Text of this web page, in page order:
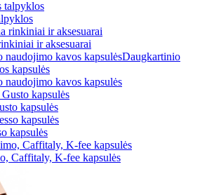
ir aksesuarai
Daugkartinio
kapsulės
kapsulės
kapsulės
Caffitaly, K-fee kapsulės